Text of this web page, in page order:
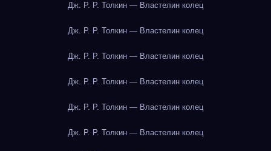
Дж. Р. Р. Толкин — Властелин колец
Дж. Р. Р. Толкин — Властелин колец
Дж. Р. Р. Толкин — Властелин колец
Дж. Р. Р. Толкин — Властелин колец
Дж. Р. Р. Толкин — Властелин колец
Дж. Р. Р. Толкин — Властелин колец